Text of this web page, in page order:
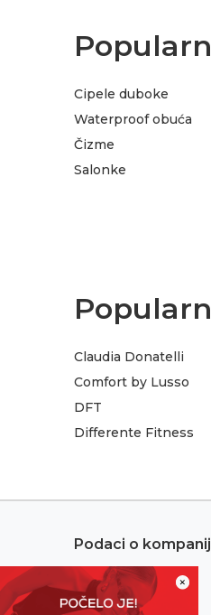
×
Cipele duboke
Waterproof obuća
Čizme
Salonke
Claudia Donatelli
Comfort by Lusso
DFT
Differente Fitness
Podaci o
Adresa:
Sremska 1